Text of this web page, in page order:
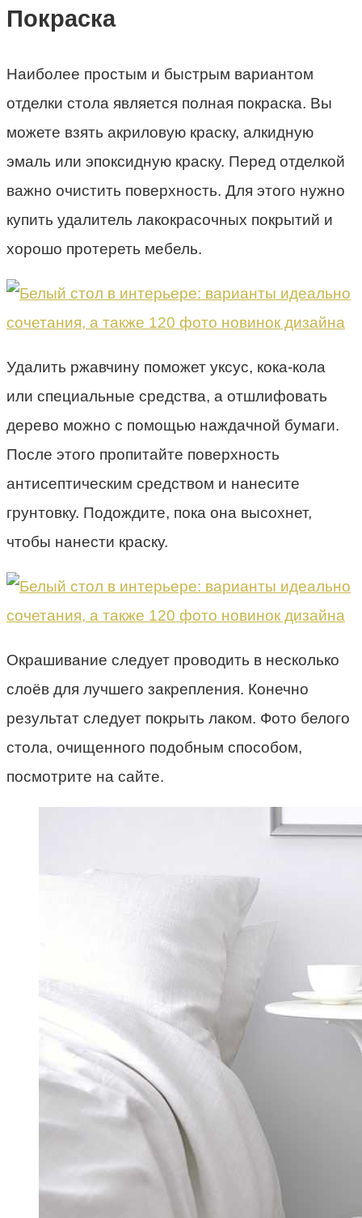
Покраска
Наиболее простым и быстрым вариантом
отделки стола является полная покраска. Вы
можете взять акриловую краску, алкидную
эмаль или эпоксидную краску. Перед отделкой
важно очистить поверхность. Для этого нужно
купить удалитель лакокрасочных покрытий и
хорошо протереть мебель.
Удалить ржавчину поможет уксус, кока-кола
или специальные средства, а отшлифовать
дерево можно с помощью наждачной бумаги.
После этого пропитайте поверхность
антисептическим средством и нанесите
грунтовку. Подождите, пока она высохнет,
чтобы нанести краску.
Окрашивание следует проводить в несколько
слоёв для лучшего закрепления. Конечно
результат следует покрыть лаком. Фото белого
стола, очищенного подобным способом,
посмотрите на сайте.